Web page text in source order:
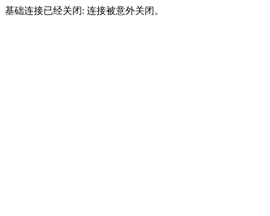
基础连接已经关闭: 连接被意外关闭。